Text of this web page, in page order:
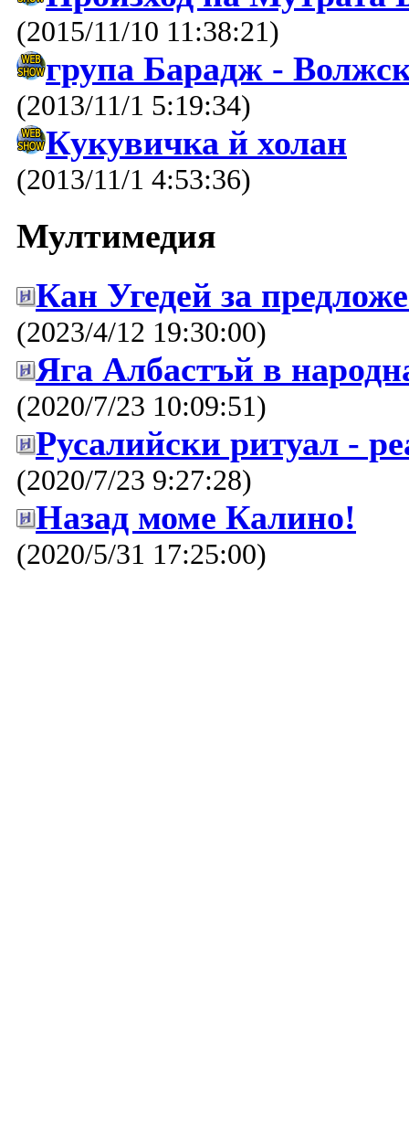
(2015/11/10 11:38:21)
група Барадж -
(2013/11/1 5:19:34)
Кукувичка й холан
(2013/11/1 4:53:36)
Мултимедия
Кан Угедей за
(2023/4/12 19:30:00)
Яга Албастъй в
(2020/7/23 10:09:51)
Русалийски ритуал -
(2020/7/23 9:27:28)
Назад моме Калино!
(2020/5/31 17:25:00)